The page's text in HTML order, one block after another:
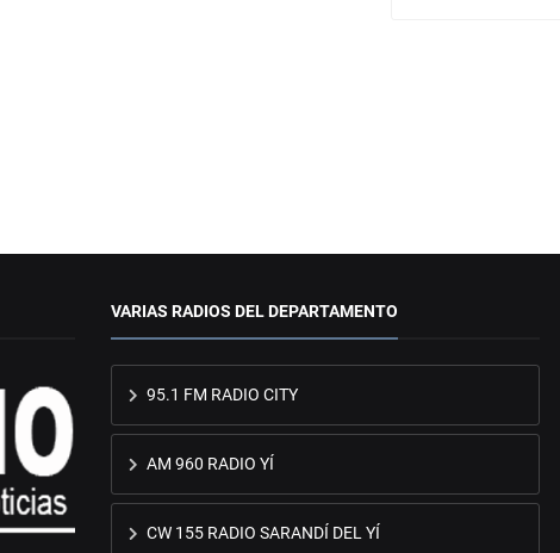
VARIAS RADIOS DEL DEPARTAMENTO
95.1 FM RADIO CITY
AM 960 RADIO YÍ
CW 155 RADIO SARANDÍ DEL YÍ